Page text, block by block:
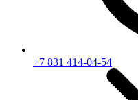
+7 831 414-04-54